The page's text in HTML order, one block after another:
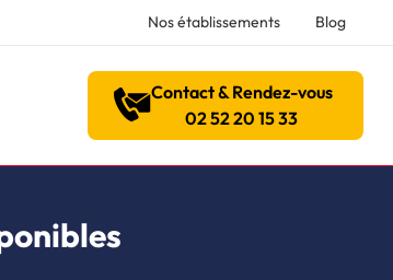
Nos établissements Blog
Contact & Rendez-vous
02 52 20 15 33